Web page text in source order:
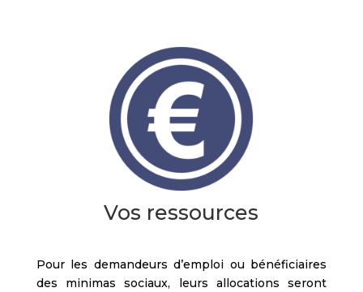
Vos ressources
Pour les demandeurs d’emploi ou bénéficiaires
des minimas sociaux, leurs allocations seront